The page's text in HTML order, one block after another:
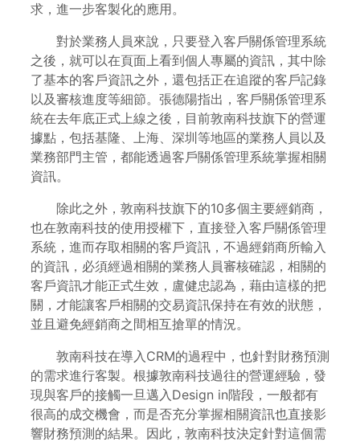
求，進一步客製化的應用。
對於業務人員來說，只要登入客戶關係管理系統
之後，就可以在頁面上看到個人專屬的資訊，其中除
了基本的客戶資訊之外，還包括正在追蹤的客戶記錄
以及審核進度等細節。張德陽指出，客戶關係管理系
統在去年底正式上線之後，目前敦南科技旗下的營運
據點，包括基隆、上海、深圳等地區的業務人員以及
業務部門主管，都能透過客戶關係管理系統掌握相關
資訊。
除此之外，敦南科技旗下的10多個主要經銷商，
也在敦南科技的使用授權下，直接登入客戶關係管理
系統，進而存取相關的客戶資訊，不過經銷商所輸入
的資訊，必須經過相關的業務人員審核確認，相關的
客戶資訊才能正式生效，盧健忠認為，藉由這樣的把
關，才能讓客戶相關的交易資訊保持在有效的狀態，
並且避免經銷商之間相互搶單的情況。
敦南科技在導入CRM的過程中，也針對財務預測
的需求進行客製。根據敦南科技過往的營運經驗，發
現與客戶的接觸一旦邁入Design in階段，一般都有
很高的成交機會，而是否充分掌握相關資訊也直接影
響財務預測的結果。因此，敦南科技決定針對這個需